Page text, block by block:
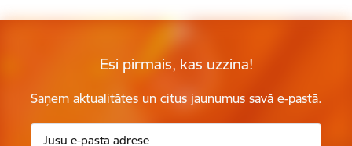
Esi pirmais, kas uzzina!
Saņem aktualitātes un citus jaunumus savā e-pastā.